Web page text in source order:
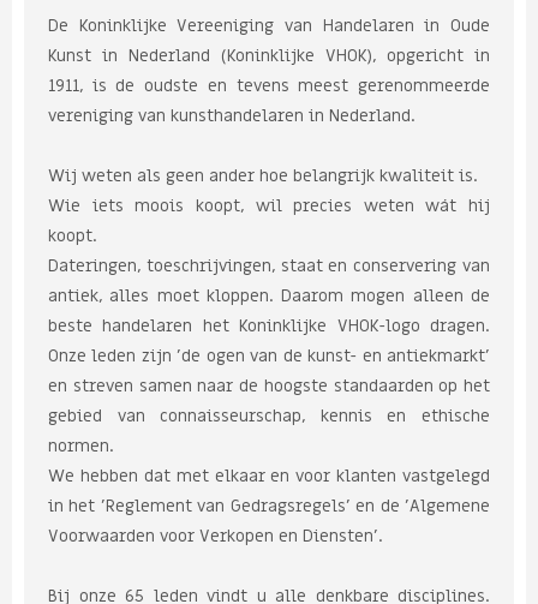
De Koninklijke Vereeniging van Handelaren in Oude
Kunst in Nederland (Koninklijke VHOK), opgericht in
1911, is de oudste en tevens meest gerenommeerde
vereniging van kunsthandelaren in Nederland.
Wij weten als geen ander hoe belangrijk kwaliteit is.
Wie iets moois koopt, wil precies weten wát hij
koopt.
Dateringen, toeschrijvingen, staat en conservering van
antiek, alles moet kloppen. Daarom mogen alleen de
beste handelaren het Koninklijke VHOK-logo dragen.
Onze leden zijn 'de ogen van de kunst- en antiekmarkt'
en streven samen naar de hoogste standaarden op het
gebied van connaisseurschap, kennis en ethische
normen.
We hebben dat met elkaar en voor klanten vastgelegd
in het 'Reglement van Gedragsregels' en de 'Algemene
Voorwaarden voor Verkopen en Diensten'.
Bij onze 65 leden vindt u alle denkbare disciplines.